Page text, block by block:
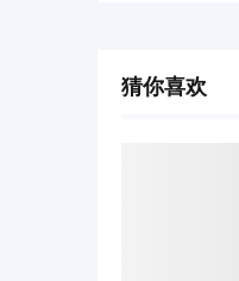
猜你喜欢